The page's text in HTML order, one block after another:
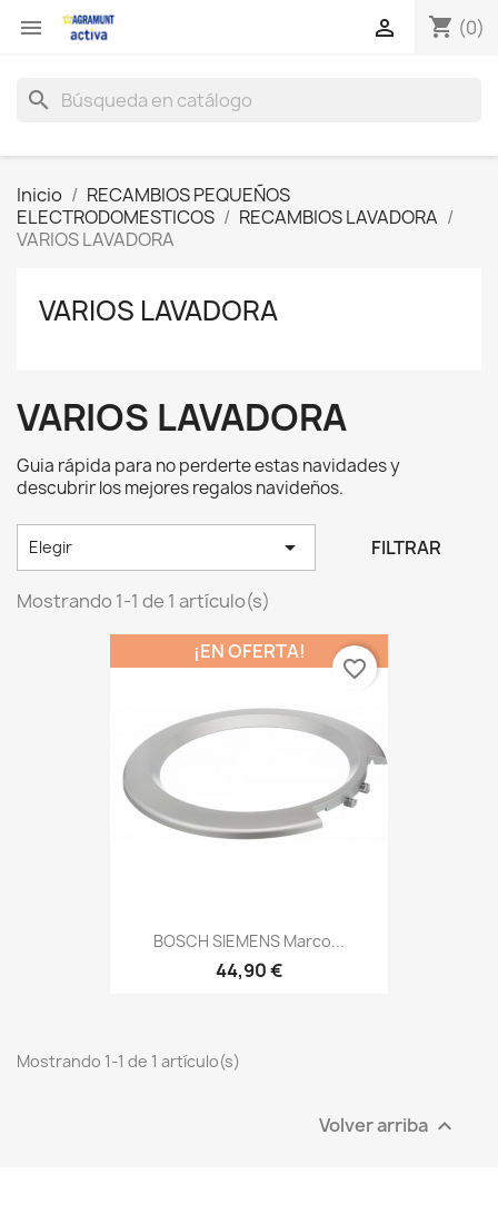
 shopping_cart (0)

search
Inicio
RECAMBIOS PEQUEÑOS
ELECTRODOMESTICOS
RECAMBIOS LAVADORA
VARIOS LAVADORA
VARIOS LAVADORA
VARIOS LAVADORA
Guia rápida para no perderte estas navidades y
descubrir los mejores regalos navideños.
Elegir  FILTRAR
Mostrando 1-1 de 1 artículo(s)
BOSCH SIEMENS Marco...
44,90 €
¡EN OFERTA!
favorite_border
Mostrando 1-1 de 1 artículo(s)
Volver arriba 